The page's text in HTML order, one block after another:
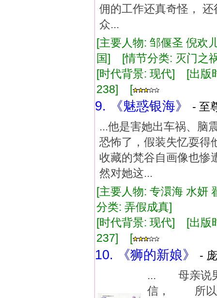
佣的工作还真奇怪，
众...
[主要人物: 邹偃圣 倪
国] [情节分类: 灭门
[时代背景: 现代] [出
238] [
9. 《魅惑银海》
- 至
...他是害她出车祸、脑
恐怖了，假装失忆耍得
收藏的梵谷自画像也惨
然对她这...
[主要人物: 专澴海 水妍
分类: 弄假成真]
[时代背景: 现代] [出
237] [
10. 《狮的新娘》
-
... 母亲说
信， 所以